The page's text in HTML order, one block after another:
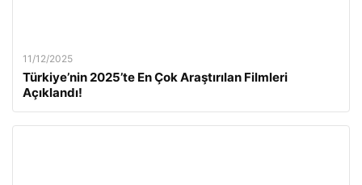
11/12/2025
Türkiye’nin 2025’te En Çok Araştırılan Filmleri
Açıklandı!